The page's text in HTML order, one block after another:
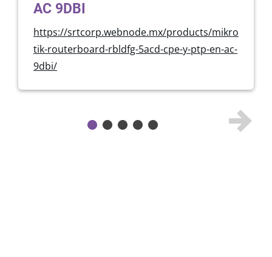
AC 9DBI
https://srtcorp.webnode.mx/products/mikro
tik-routerboard-rbldfg-5acd-cpe-y-ptp-en-ac-
9dbi/